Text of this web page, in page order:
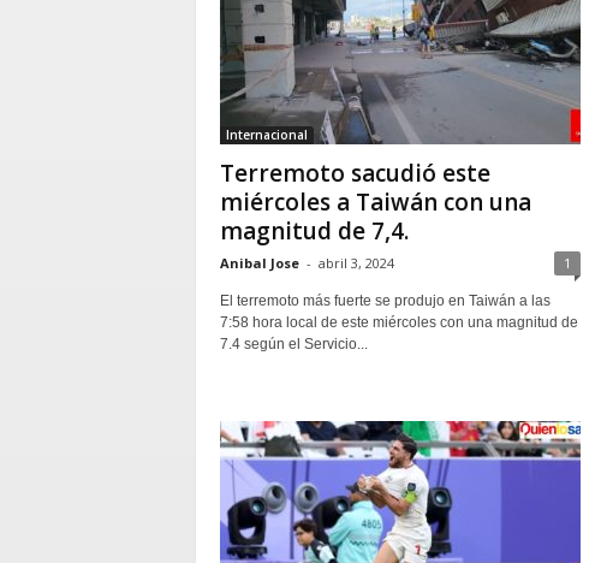
Internacional
Terremoto sacudió este
miércoles a Taiwán con una
magnitud de 7,4.
Anibal Jose - abril 3, 2024 1
El terremoto más fuerte se produjo en Taiwán a las
7:58 hora local de este miércoles con una magnitud de
7.4 según el Servicio...